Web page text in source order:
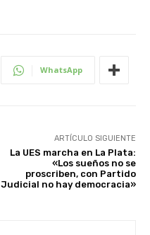
WhatsApp
ARTÍCULO SIGUIENTE
La UES marcha en La Plata:
«Los sueños no se
proscriben, con Partido
Judicial no hay democracia»